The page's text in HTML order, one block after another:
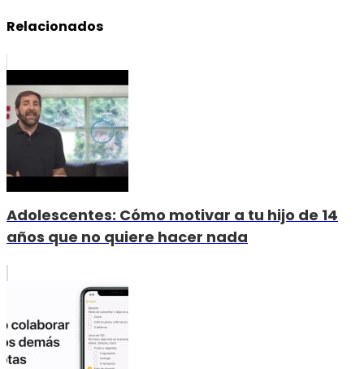
Relacionados
Adolescentes: Cómo motivar a tu hijo de 14
años que no quiere hacer nada